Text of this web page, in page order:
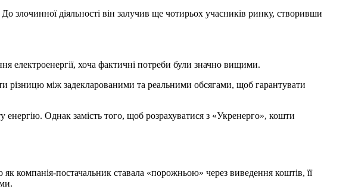
злочинної діяльності він залучив ще чотирьох учасників ринку, створивши
електроенергії, хоча фактичні потреби були значно вищими.
різницю між задекларованими та реальними обсягами, щоб гарантувати
Однак замість того, щоб розрахуватися з «Укренерго», кошти
компанія-постачальник ставала «порожньою» через виведення коштів, її